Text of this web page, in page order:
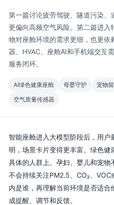
第一篇讨论疲劳驾驶、隧道污染
更偏向高频空气风险。第二篇进
物对座舱环境的需求更细，也更
器、HVAC、座舱AI和手机端交互
服务闭环。
AI绿色健康座舱 母婴守护 宠物
空气质量传感器
智能座舱进入大模型阶段后，用
明，场景卡片变得更丰富。绿色
具体的人群上。孕妇、婴儿和宠
不会持续关注PM2.5、CO₂、
内是谁，再理解当前环境是否适
成提醒、调节和反馈。